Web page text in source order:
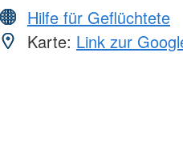
Hilfe für Geflüchtete
Karte: Link zur